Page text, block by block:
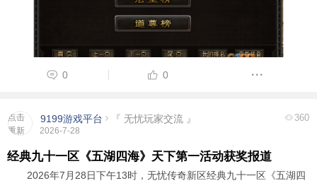
0 0
点击
重新
9199游戏平台 『 无忧玩家交流 』
2026-7-28
360
经典九十一区《五湖四海》天下第一活动获奖报道
2026年7月28日下午13时，无忧传奇新区经典九十一区《五湖四